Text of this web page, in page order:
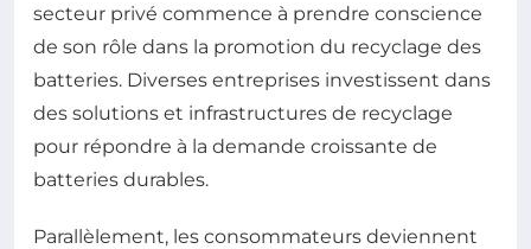
secteur privé commence à prendre conscience
de son rôle dans la promotion du recyclage des
batteries. Diverses entreprises investissent dans
des solutions et infrastructures de recyclage
pour répondre à la demande croissante de
batteries durables.
Parallèlement, les consommateurs deviennent